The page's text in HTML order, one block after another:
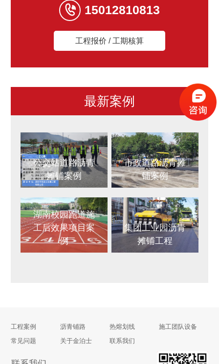
15012810813
工程报价 / 工期核算
最新案例
公交站道路沥青
摊铺案例
市政道路沥青摊
铺案例
湖南校园跑道施
工后效果项目案
例
集团工业园沥青
摊铺工程
工程案例 沥青铺路 热熔划线
施工团队设备
常见问题
关于金泊士 联系我们